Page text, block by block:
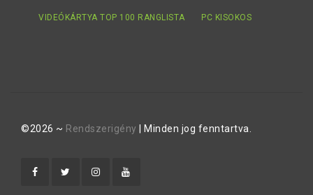
VIDEÓKÁRTYA TOP 100 RANGLISTA PC KISOKOS
©2026 ~ Rendszerigény | Minden jog fenntartva.